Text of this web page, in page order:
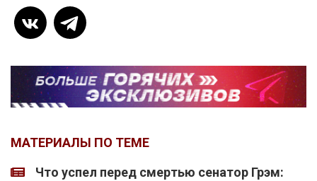
МАТЕРИАЛЫ ПО ТЕМЕ
Что успел перед смертью сенатор Грэм: